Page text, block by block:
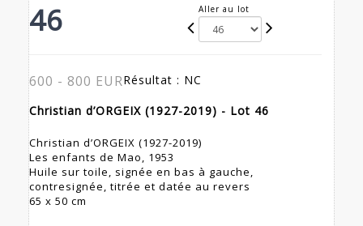
46 Aller au lot
600 - 800 EURRésultat : NC
Christian d’ORGEIX (1927-2019) - Lot 46
Christian d’ORGEIX (1927-2019)
Les enfants de Mao, 1953
Huile sur toile, signée en bas à gauche,
contresignée, titrée et datée au revers
65 x 50 cm